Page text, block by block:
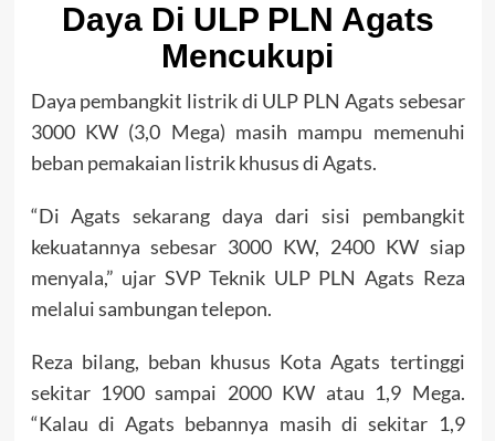
Daya Di ULP PLN Agats
Mencukupi
Daya pembangkit listrik di ULP PLN Agats sebesar
3000 KW (3,0 Mega) masih mampu memenuhi
beban pemakaian listrik khusus di Agats.
“Di Agats sekarang daya dari sisi pembangkit
kekuatannya sebesar 3000 KW, 2400 KW siap
menyala,” ujar SVP Teknik ULP PLN Agats Reza
melalui sambungan telepon.
Reza bilang, beban khusus Kota Agats tertinggi
sekitar 1900 sampai 2000 KW atau 1,9 Mega.
“Kalau di Agats bebannya masih di sekitar 1,9